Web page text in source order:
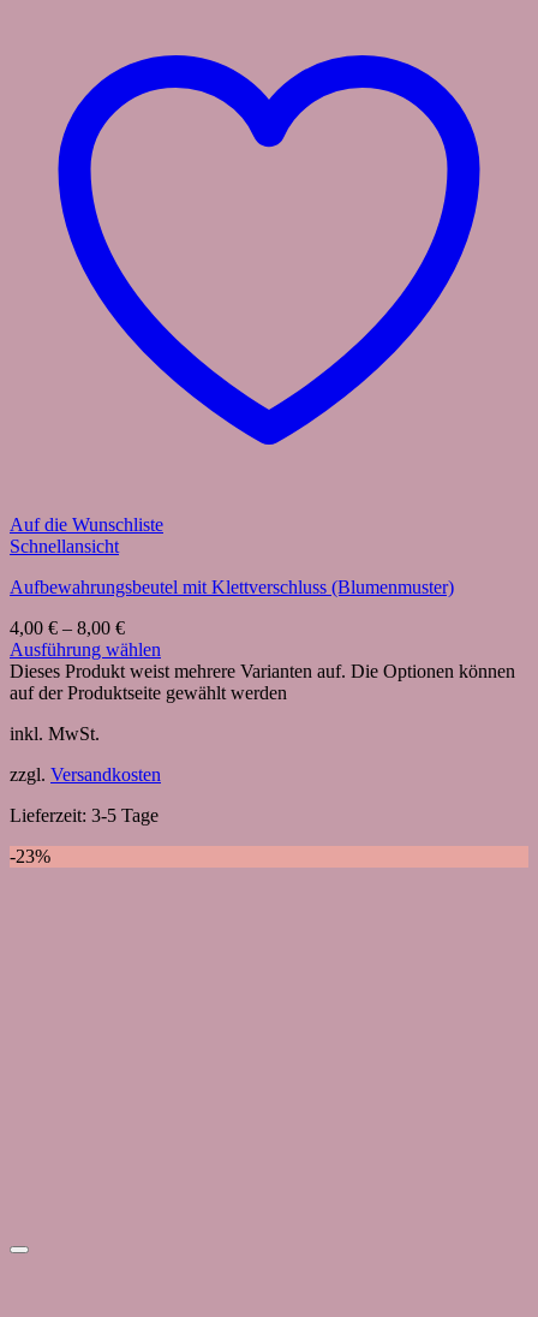
Auf die Wunschliste
Schnellansicht
Aufbewahrungsbeutel mit Klettverschluss (Blumenmuster)
4,00 € – 8,00 €
Ausführung wählen
Dieses Produkt weist mehrere Varianten auf. Die Optionen können
auf der Produktseite gewählt werden
inkl. MwSt.
zzgl. Versandkosten
Lieferzeit: 3-5 Tage
-23%